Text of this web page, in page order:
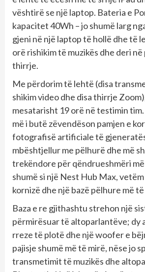
vështirë se një laptop. Bateria e
kapacitet 40Wh – jo shumë larg
gjeni në një laptop të hollë dhe të
orë rishikim të muzikës dhe deri
thirrje.
Me përdorim të lehtë (disa
shikim video dhe disa thirrje
mesatarisht 19 orë në testimin tim.
më i butë zëvendëson pamjen e
fotografisë artificiale të
mbështjellur me pëlhurë dhe më
trekëndore për qëndrueshmëri
shumë si një Nest Hub Max, vetëm
kornizë dhe një bazë pëlhure më
Baza e re gjithashtu strehon një
përmirësuar të altoparlantëve; dy
rreze të plotë dhe një woofer e
pajisje shumë më të mirë, nëse jo
transmetimit të muzikës dhe